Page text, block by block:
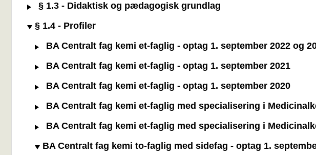
§ 1.3 - Didaktisk og pædagogisk grundlag
§ 1.4 - Profiler
BA Centralt fag kemi et-faglig - optag 1. september 2022 og
BA Centralt fag kemi et-faglig - optag 1. september 2021
BA Centralt fag kemi et-faglig - optag 1. september 2020
BA Centralt fag kemi et-faglig med specialisering i
BA Centralt fag kemi et-faglig med specialisering i
BA Centralt fag kemi to-faglig med sidefag - optag 1.